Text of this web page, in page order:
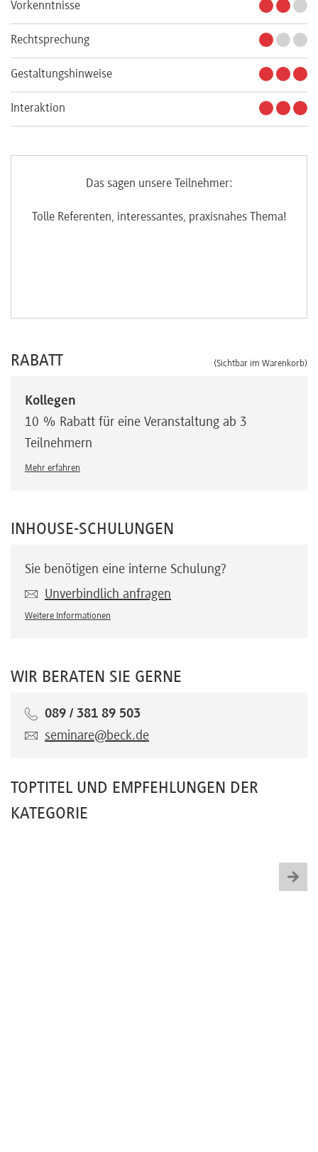
Vorkenntnisse
Rechtsprechung
Gestaltungshinweise
Interaktion
Das sagen unsere Teilnehmer:
Tolle Referenten, interessantes, praxisnahes Thema!
RABATT (Sichtbar im Warenkorb)
Kollegen
10 % Rabatt für eine Veranstaltung ab 3
Teilnehmern
Mehr erfahren
INHOUSE-SCHULUNGEN
Sie benötigen eine interne Schulung?
Unverbindlich anfragen
Weitere Informationen
WIR BERATEN SIE GERNE
089 / 381 89 503
seminare@beck.de
TOPTITEL UND EMPFEHLUNGEN DER
KATEGORIE